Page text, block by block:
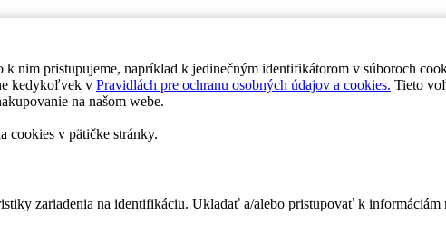
nim pristupujeme, napríklad k jedinečným identifikátorom v súboroch
kedykoľvek v Pravidlách pre ochranu osobných údajov a cookies. Tieto
na našom webe.
cookies v pätičke stránky.
zariadenia na identifikáciu. Ukladať a/alebo pristupovať k informáciám